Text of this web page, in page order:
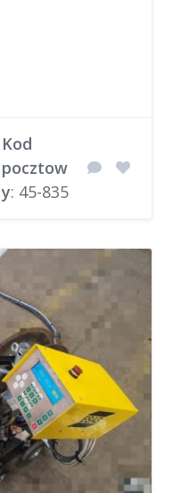
Kod
pocztow
y: 45-835